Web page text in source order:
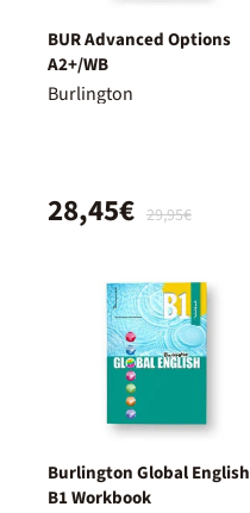
BUR Advanced Options
A2+/WB
Burlington
29,95€
28,45€
Burlington Global English
B1 Workbook